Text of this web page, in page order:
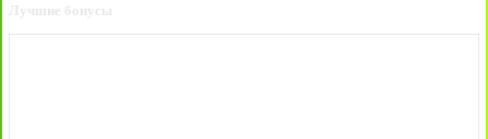
Лучшие бонусы